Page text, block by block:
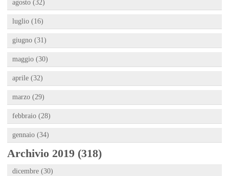
agosto (32)
luglio (16)
giugno (31)
maggio (30)
aprile (32)
marzo (29)
febbraio (28)
gennaio (34)
Archivio 2019 (318)
dicembre (30)